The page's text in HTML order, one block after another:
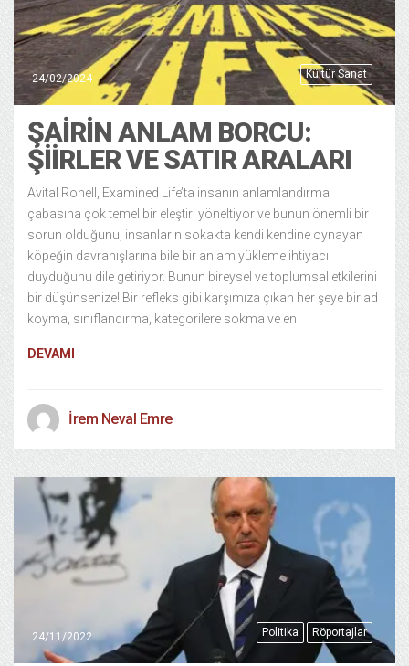
Kültür Sanat
24/02/2024
ŞAİRİN ANLAM BORCU:
ŞİİRLER VE SATIR ARALARI
Avital Ronell, Examined Life’ta insanın anlamlandırma
çabasına çok temel bir eleştiri yöneltiyor ve bunun önemli bir
sorun olduğunu, insanların sokakta kendi kendine oynayan
köpeğin davranışlarına bile bir anlam yükleme ihtiyacı
duyduğunu dile getiriyor. Bunun bireysel ve toplumsal etkilerini
bir düşünsenize! Bir refleks gibi karşımıza çıkan her şeye bir ad
koyma, sınıflandırma, kategorilere sokma ve en
DEVAMI
İrem Neval Emre
Politika Röportajlar
24/11/2022